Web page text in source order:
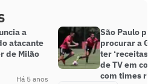
a
atacante
de Milão
Há 5 anos
São Paulo
procurar a
ter ‘receitas
de TV em
com times